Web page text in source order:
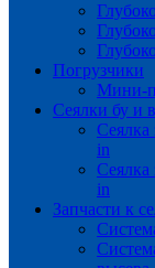
Погрузчики
Мини-
Сеялки бу и
Сеялка
in
Сеялка
in
Запчасти к